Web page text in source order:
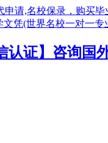
证】咨询国